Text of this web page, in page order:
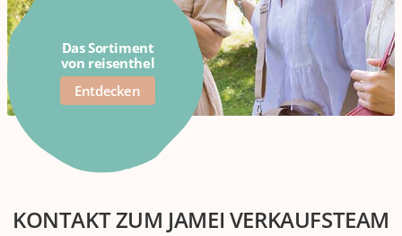
Das Sortiment
von reisenthel
Entdecken
KONTAKT ZUM JAMEI VERKAUFSTEAM